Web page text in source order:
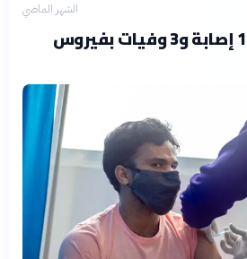
الشهر الماضي
الصحة العالمية: 13 إصابة و3 وفيات بفيروس